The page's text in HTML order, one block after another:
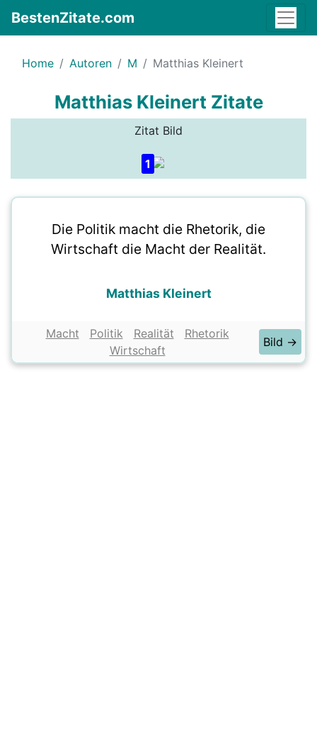
BestenZitate.com
Home Autoren M Matthias Kleinert
Matthias Kleinert Zitate
Zitat Bild
1
Die Politik macht die Rhetorik, die
Wirtschaft die Macht der Realität.
Matthias Kleinert
Macht Politik Realität
Rhetorik
Wirtschaft
Bild →